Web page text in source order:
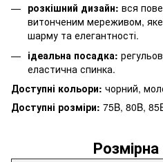
розкішний дизайн: вся
витонченим мереживом, яке
шарму та елегантності.
ідеальна посадка:
еластична спинка.
Доступні кольори: чорний,
Доступні розміри: 75B, 80B,